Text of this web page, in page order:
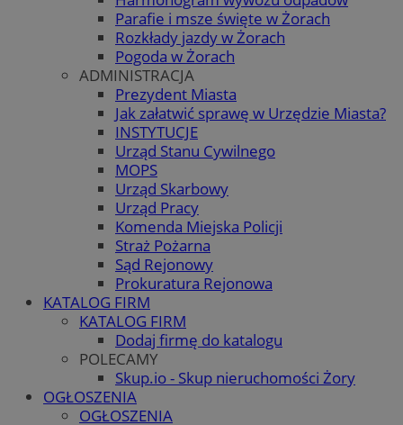
Parafie i msze święte w Żorach
Rozkłady jazdy w Żorach
Pogoda w Żorach
ADMINISTRACJA
Prezydent Miasta
Jak załatwić sprawę w Urzędzie Miasta?
INSTYTUCJE
Urząd Stanu Cywilnego
MOPS
Urząd Skarbowy
Urząd Pracy
Komenda Miejska Policji
Straż Pożarna
Sąd Rejonowy
Prokuratura Rejonowa
KATALOG FIRM
KATALOG FIRM
Dodaj firmę do katalogu
POLECAMY
Skup.io - Skup nieruchomości Żory
OGŁOSZENIA
OGŁOSZENIA